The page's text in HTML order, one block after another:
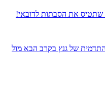
שתטיס את הסבתות לדובאי!
של גנץ בקרב הבא מול